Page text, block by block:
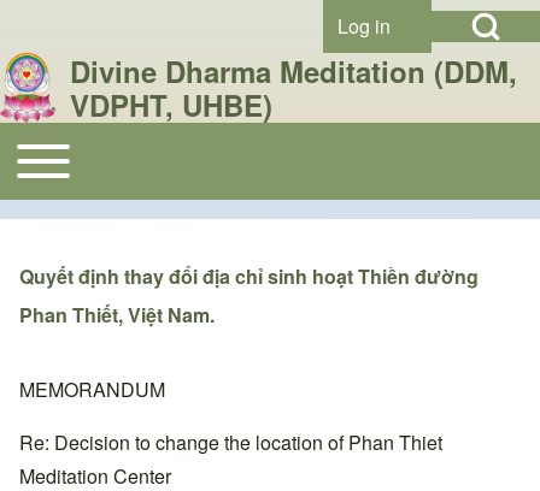
Open Search
User account menu
Log in
Divine Dharma Meditation (DDM,
VDPHT, UHBE)
Main navigation
Toggle main menu
Quyết định thay đổi địa chỉ sinh hoạt Thiền đường
Phan Thiết, Việt Nam.
MEMORANDUM
Re: Decision to change the location of Phan Thiet
Meditation Center